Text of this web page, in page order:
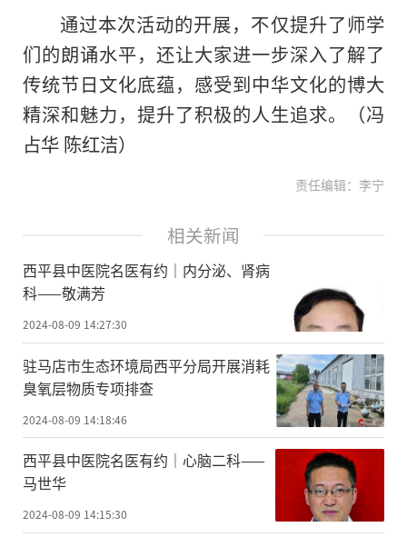
通过本次活动的开展，不仅提升了师学
们的朗诵水平，还让大家进一步深入了解了
传统节日文化底蕴，感受到中华文化的博大
精深和魅力，提升了积极的人生追求。（冯
占华 陈红洁）
责任编辑：李宁
相关新闻
​西平县中医院名医有约｜内分泌、肾病
科——敬满芳
2024-08-09 14:27:30
​驻马店市生态环境局西平分局开展消耗
臭氧层物质专项排查
2024-08-09 14:18:46
​西平县中医院名医有约｜心脑二科——
马世华
2024-08-09 14:15:30